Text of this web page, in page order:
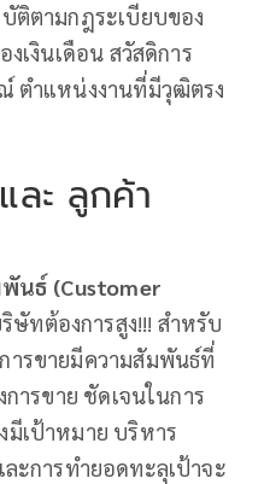
ติตามกฎระเบียบของ
งเงินเดือน สวัสดิการ
ตำแหน่งงานที่มีวุฒิตรง
ละ ลูกค้า
นธ์ (Customer
ษัทต้องการสูง!!! สำหรับ
ารขายมีความสัมพันธ์ที่
ารขาย ชัดเจนในการ
มีเป้าหมาย บริหาร
ะการทำยอดทะลุเป้าจะ